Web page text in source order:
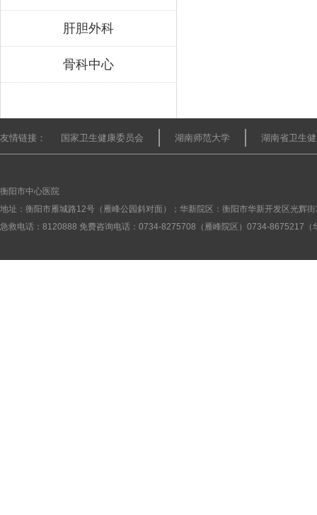
肝胆外科
骨科中心
友情链接： 国家卫生健康委员会 湖南师范大学 湖南省卫生
衡阳市中心医院
地址：衡阳市雁城路12号（雁峰公园斜对面）；华新院区：衡阳市华新开发区光辉
急救电话：8120888 免费咨询电话：0734-8275708（雁峰院区）0734-8675217（